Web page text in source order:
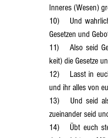
Inneres (Wesen)
10)	Und wahrlich, es gibt kein Ding, von dem nicht grosse Schätze als Richtschnüre (Regeln) in den allmächtigen
Gesetzen und
11)	Also seid Gerechte (Verantwortungsvolle) und Rechtschaffene (Gewissenhafte), die ihr in Billigkeit (Gerechtig -
keit) die Gesetze
12)	Lasst in euch Liebe und Frieden, Freiheit und Verträglichkeit (Harmonie) einkehren, so ihr darin geborgen seid
und ihr alles von
13)	Und seid als Euresgleichen (Menschen) gesamthaft wie Brüder und Schwestern zueinander, so ihr in Liebe
zueinander seid
14)	Übt euch stetig in Liebe und Redlichkeit sowie in Barmherzigkeit (Menschlichkeit) zueinander und lasst euch